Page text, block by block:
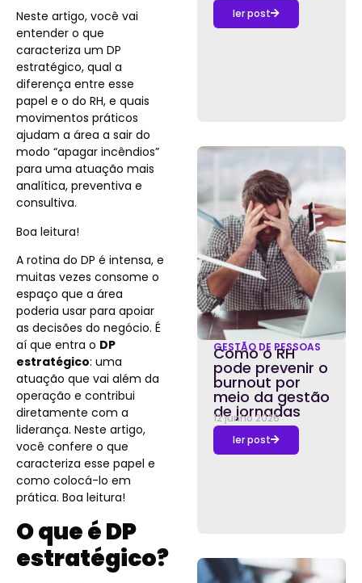
Neste artigo, você vai
entender o que
caracteriza um DP
estratégico, qual a
diferença entre esse
papel e o do RH, e quais
movimentos práticos
ajudam a área a sair do
modo “apagar incêndios”
para uma atuação mais
analítica, preventiva e
consultiva.
Boa leitura!
A rotina do DP é intensa, e
muitas vezes consome o
espaço que a área
poderia usar para apoiar
as decisões do negócio. É
aí que entra o DP
estratégico: uma
atuação que vai além da
operação e contribui
diretamente com a
liderança. Neste artigo,
você confere o que
caracteriza esse papel e
como colocá-lo em
prática. Boa leitura!
O que é DP
estratégico?
ler post
GESTÃO DE PESSOAS
Como o RH
pode prevenir o
burnout por
meio da gestão
de jornadas
12 junho 2026
ler post